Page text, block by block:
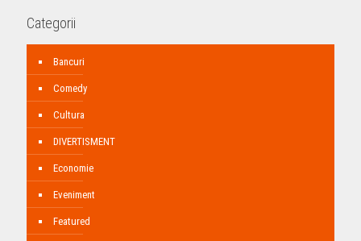
Categorii
Bancuri
Comedy
Cultura
DIVERTISMENT
Economie
Eveniment
Featured